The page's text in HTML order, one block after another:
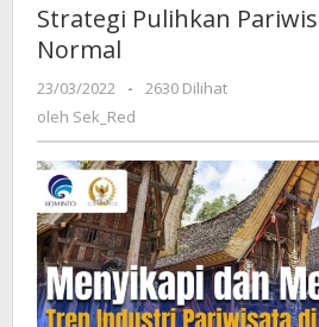
di
Strategi Pulihkan
Normal
23/03/2022
oleh
Sek_Red
-
2630 Dilihat
oleh Sek_Red